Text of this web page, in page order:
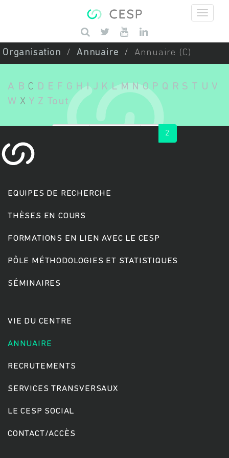
Saisissez vos mots-clés
Organisation Annuaire Annuaire (C)
A B C D E F G H I J K L M N O P Q R S T U V
W X Y Z Tout
2
EQUIPES DE RECHERCHE
THÈSES EN COURS
FORMATIONS EN LIEN AVEC LE CESP
PÔLE MÉTHODOLOGIES ET STATISTIQUES
SÉMINAIRES
VIE DU CENTRE
ANNUAIRE
RECRUTEMENTS
SERVICES TRANSVERSAUX
LE CESP SOCIAL
CONTACT/ACCÈS